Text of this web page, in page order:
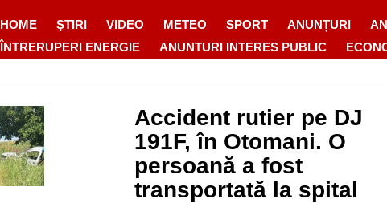
HOME ŞTIRI VIDEO METEO SPORT ANUNȚURI
ÎNTRERUPERI ENERGIE
ANUNTURI INTERES PUBLIC
Accident rutier pe DJ
191F, în Otomani. O
persoană a fost
transportată la spital